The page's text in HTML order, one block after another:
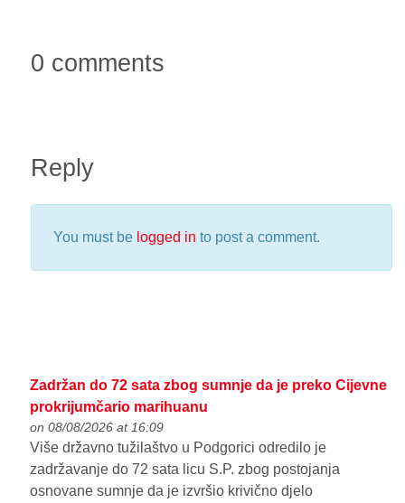
0 comments
Reply
You must be logged in to post a comment.
Zadržan do 72 sata zbog sumnje da je preko Cijevne
prokrijumčario marihuanu
on 08/08/2026 at 16:09
Više državno tužilaštvo u Podgorici odredilo je
zadržavanje do 72 sata licu S.P. zbog postojanja
osnovane sumnje da je izvršio krivično djelo